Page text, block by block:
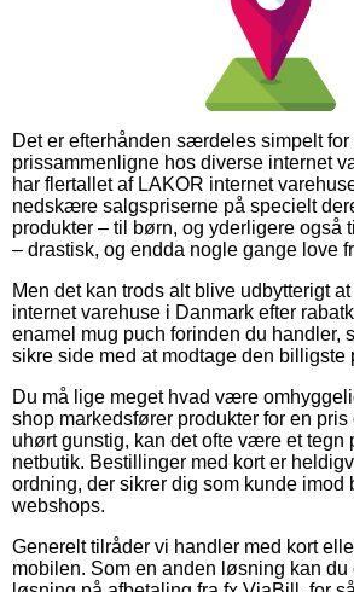
Det er efterhånden særdeles simpelt
prissammenligne hos diverse internet
har flertallet af LAKOR internet
nedskære salgspriserne på specielt
produkter – til børn, og yderligere også
– drastisk, og endda nogle gange love
Men det kan trods alt blive udbytterigt
internet varehuse i Danmark efter
enamel mug puch forinden du handler,
sikre side med at modtage den billigste
Du må lige meget hvad være
shop markedsfører produkter for en
uhørt gunstig, kan det ofte være et tegn
netbutik. Bestillinger med kort er
ordning, der sikrer dig som kunde imod
webshops.
Generelt tilråder vi handler med kort
mobilen. Som en anden løsning kan du